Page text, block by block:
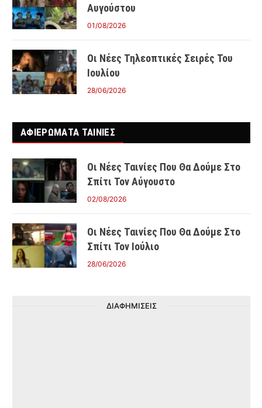
Αυγούστου
01/08/2026
Οι Νέες Τηλεοπτικές Σειρές Του
Ιουλίου
28/06/2026
ΑΦΙΕΡΩΜΑΤΑ ΤΑΙΝΊΕΣ
Οι Νέες Ταινίες Που Θα Δούμε Στο
Σπίτι Τον Αύγουστο
02/08/2026
Οι Νέες Ταινίες Που Θα Δούμε Στο
Σπίτι Τον Ιούλιο
28/06/2026
ΔΙΑΦΗΜΙΣΕΙΣ